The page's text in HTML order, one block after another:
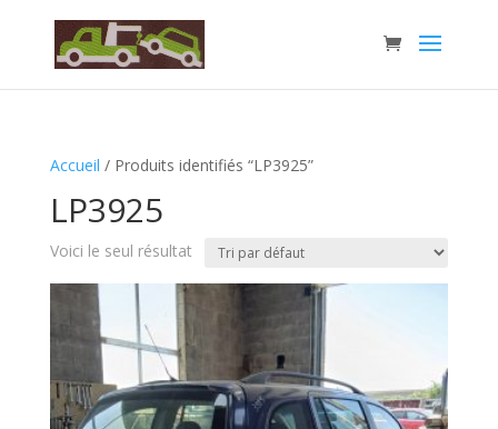
Accueil / Produits identifiés “LP3925”
LP3925
Voici le seul résultat